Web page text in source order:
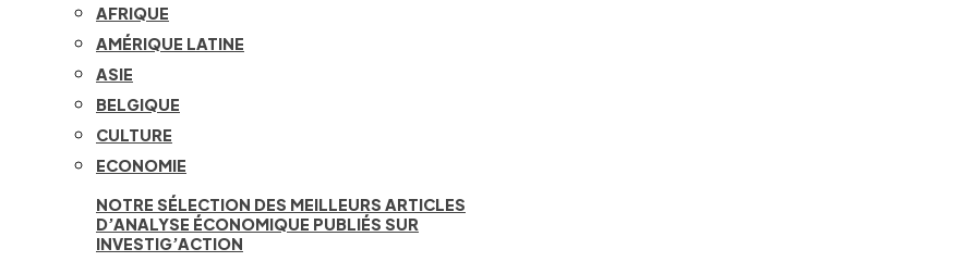
AFRIQUE
AMÉRIQUE LATINE
ASIE
BELGIQUE
CULTURE
ECONOMIE
NOTRE SÉLECTION DES MEILLEURS ARTICLES
D’ANALYSE ÉCONOMIQUE PUBLIÉS SUR
INVESTIG’ACTION